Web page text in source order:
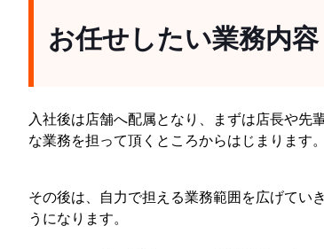
お任せしたい業務内容
入社後は店舗へ配属となり、まずは店長や先
な業務を担って頂くところからはじまります。
その後は、自力で担える業務範囲を広げてい
うになります。